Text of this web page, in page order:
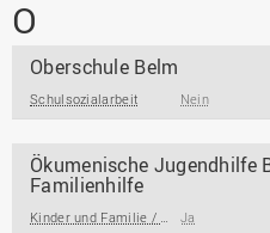
O
Oberschule Belm
Schulsozialarbeit Nein
Ökumenische Jugendhilfe
Familienhilfe
Kinder und Familie / Jugendarbeit / Jugendsozialarbeit Ja